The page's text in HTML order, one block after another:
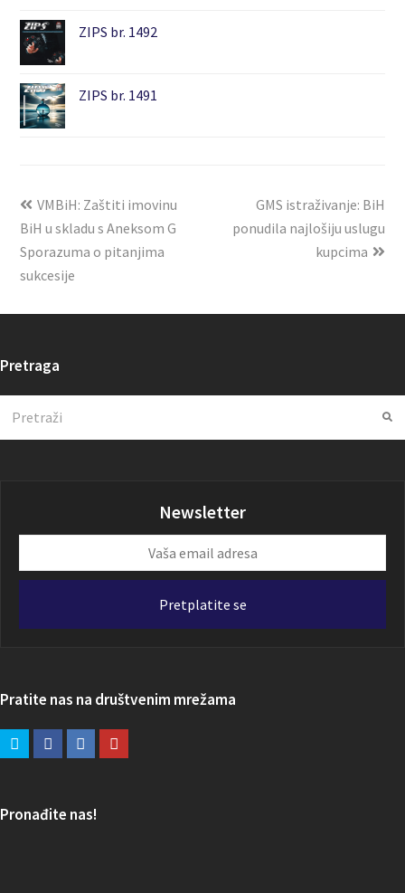
ZIPS br. 1492
ZIPS br. 1491
VMBiH: Zaštiti imovinu
BiH u skladu s Aneksom G
Sporazuma o pitanjima
sukcesije
GMS istraživanje: BiH
ponudila najlošiju uslugu
kupcima
Pretraga
Newsletter
email
Pretplatite se
Pratite nas na društvenim mrežama
Pronađite nas!